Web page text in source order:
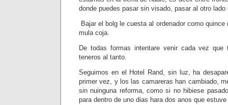
donde puedes pasar sin visado, pasar al otro
Bajar el bolg le cuesta al ordenador como
mula coja.
De todas formas intentare venir cada vez que
teneros al tanto.
Seguimos en el Hotel Rand, sin luz, ha
primer vez, y los las camareras han cambiado,
sin nuinguna reforma, como si no hibiese
para dentro de uno dias hara dos anos que